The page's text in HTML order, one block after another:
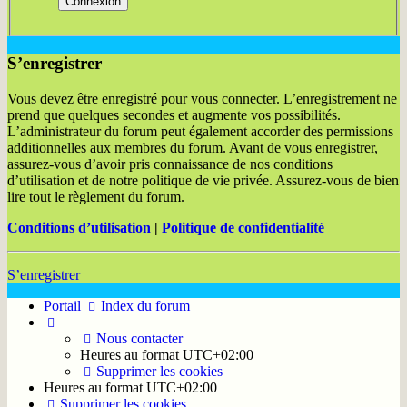
S’enregistrer
Vous devez être enregistré pour vous connecter. L’enregistrement ne
prend que quelques secondes et augmente vos possibilités.
L’administrateur du forum peut également accorder des permissions
additionnelles aux membres du forum. Avant de vous enregistrer,
assurez-vous d’avoir pris connaissance de nos conditions
d’utilisation et de notre politique de vie privée. Assurez-vous de bien
lire tout le règlement du forum.
Conditions d’utilisation | Politique de confidentialité
S’enregistrer
Portail
Index du forum
Nous contacter
Heures au format UTC+02:00
Supprimer les cookies
Heures au format UTC+02:00
Supprimer les cookies